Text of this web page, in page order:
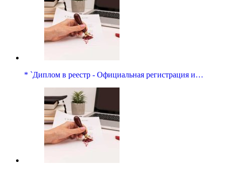
* `Диплом в реестр - Официальная регистрация и…